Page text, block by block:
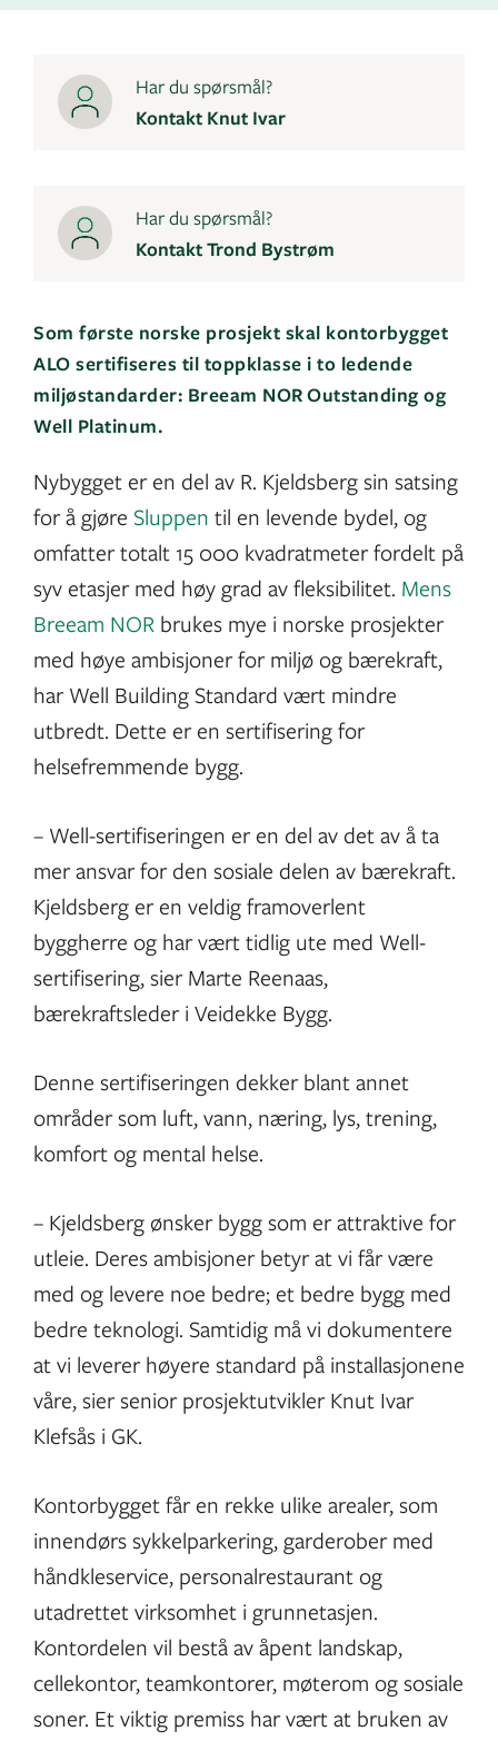
Har du spørsmål?
Kontakt Knut Ivar
Har du spørsmål?
Kontakt Trond Bystrøm
Som første norske prosjekt skal kontorbygget
ALO sertifiseres til toppklasse i to ledende
miljøstandarder: Breeam NOR Outstanding og
Well Platinum.
Nybygget er en del av R. Kjeldsberg sin satsing
for å gjøre Sluppen til en levende bydel, og
omfatter totalt 15 000 kvadratmeter fordelt på
syv etasjer med høy grad av fleksibilitet. Mens
Breeam NOR brukes mye i norske prosjekter
med høye ambisjoner for miljø og bærekraft,
har Well Building Standard vært mindre
utbredt. Dette er en sertifisering for
helsefremmende bygg.
– Well-sertifiseringen er en del av det av å ta
mer ansvar for den sosiale delen av bærekraft.
Kjeldsberg er en veldig framoverlent
byggherre og har vært tidlig ute med Well-
sertifisering, sier Marte Reenaas,
bærekraftsleder i Veidekke Bygg.
Denne sertifiseringen dekker blant annet
områder som luft, vann, næring, lys, trening,
komfort og mental helse.
– Kjeldsberg ønsker bygg som er attraktive for
utleie. Deres ambisjoner betyr at vi får være
med og levere noe bedre; et bedre bygg med
bedre teknologi. Samtidig må vi dokumentere
at vi leverer høyere standard på installasjonene
våre, sier senior prosjektutvikler Knut Ivar
Klefsås i GK.
Kontorbygget får en rekke ulike arealer, som
innendørs sykkelparkering, garderober med
håndkleservice, personalrestaurant og
utadrettet virksomhet i grunnetasjen.
Kontordelen vil bestå av åpent landskap,
cellekontor, teamkontorer, møterom og sosiale
soner. Et viktig premiss har vært at bruken av